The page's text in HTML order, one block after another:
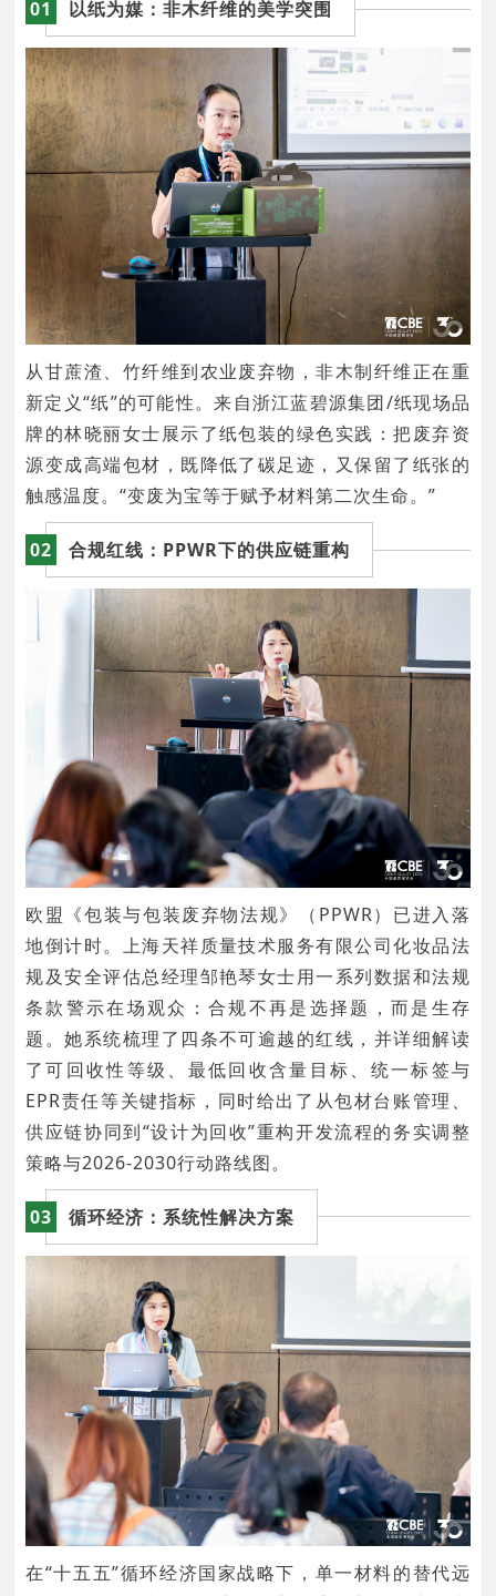
01 以纸为媒：非木纤维的美学突围
从甘蔗渣、竹纤维到农业废弃物，非木制纤维正在重
新定义“纸”的可能性。来自浙江蓝碧源集团/纸现场品
牌的林晓丽女士展示了纸包装的绿色实践：把废弃资
源变成高端包材，既降低了碳足迹，又保留了纸张的
触感温度。“变废为宝等于赋予材料第二次生命。”
02 合规红线：PPWR下的供应链重构
欧盟《包装与包装废弃物法规》（PPWR）已进入落
地倒计时。上海天祥质量技术服务有限公司化妆品法
规及安全评估总经理邹艳琴女士用一系列数据和法规
条款警示在场观众：合规不再是选择题，而是生存
题。她系统梳理了四条不可逾越的红线，并详细解读
了可回收性等级、最低回收含量目标、统一标签与
EPR责任等关键指标，同时给出了从包材台账管理、
供应链协同到“设计为回收”重构开发流程的务实调整
策略与2026-2030行动路线图。
03 循环经济：系统性解决方案
在“十五五”循环经济国家战略下，单一材料的替代远